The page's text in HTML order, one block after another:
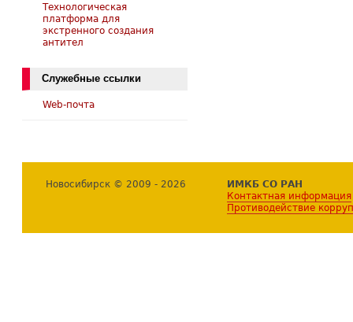
Технологическая
платформа для
экстренного создания
антител
Служебные ссылки
Web-почта
Новосибирск © 2009 - 2026
ИМКБ СО РАН
Контактная информация
Противодействие